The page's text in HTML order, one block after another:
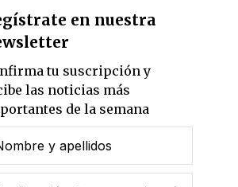
en nuestra
tu suscripción y
las noticias más
de la semana